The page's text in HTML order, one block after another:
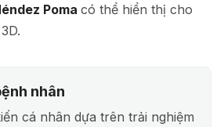
Poma có thể hiển thị cho
nhân
cá nhân dựa trên trải nghiệm